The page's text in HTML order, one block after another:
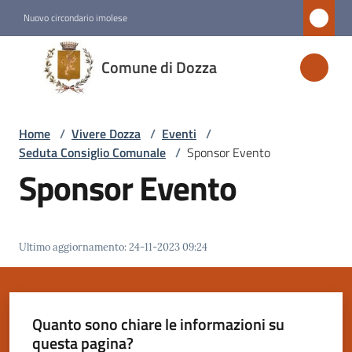
Nuovo circondario imolese
Comune di Dozza
Comune
di
Dozza
Novità
Servizi
Vivere
Dozza
Menu selezionato
Home / Vivere Dozza / Eventi /
Seduta Consiglio Comunale / Sponsor Evento
Sponsor Evento
Ultimo aggiornamento:24-11-2023 09:24
Quanto sono chiare le informazioni su
questa pagina?